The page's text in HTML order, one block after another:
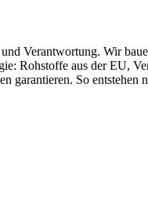
Verantwortung. Wir
Rohstoffe aus der EU,
garantieren. So entstehen